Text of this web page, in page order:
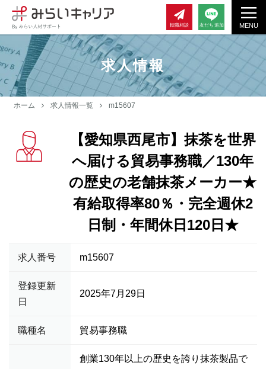
MENU
転職相談 友だち追加
求人情報
ホーム 求人情報一覧 m15607
【愛知県西尾市】抹茶を世界
へ届ける貿易事務職／130年
の歴史の老舗抹茶メーカー★
有給取得率80％・完全週休2
日制・年間休日120日★
求人番号 m15607
登録更新
日
2025年7月29日
職種名 貿易事務職
創業130年以上の歴史を誇り抹茶製品で